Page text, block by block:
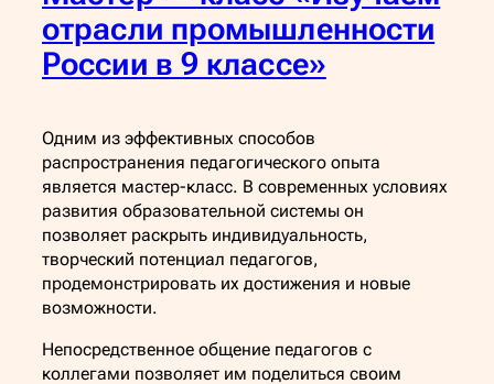
отрасли промышленности
России в 9 классе»
Одним из эффективных способов
распространения педагогического опыта
является мастер-класс. В современных условиях
развития образовательной системы он
позволяет раскрыть индивидуальность,
творческий потенциал педагогов,
продемонстрировать их достижения и новые
возможности.
Непосредственное общение педагогов с
коллегами позволяет им поделиться своим